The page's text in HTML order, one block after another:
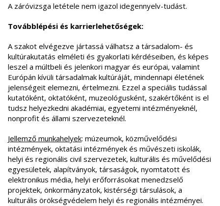
A záróvizsga letétele nem igazol idegennyelv-tudást.
Továbblépési és karrierlehetőségek:
A szakot elvégezve jártassá válhatsz a társadalom- és
kultúrakutatás elméleti és gyakorlati kérdéseiben, és képes
leszel a múltbeli és jelenkori magyar és európai, valamint
Európán kívüli társadalmak kultúráját, mindennapi életének
jelenségeit elemezni, értelmezni. Ezzel a speciális tudással
kutatóként, oktatóként, muzeológusként, szakértőként is el
tudsz helyezkedni akadémiai, egyetemi intézményeknél,
nonprofit és állami szervezeteknél.
Jellemző munkahelyek: múzeumok, közművelődési
intézmények, oktatási intézmények és művészeti iskolák,
helyi és regionális civil szervezetek, kulturális és művelődési
egyesületek, alapítványok, társaságok, nyomtatott és
elektronikus média, helyi erőforrásokat menedzselő
projektek, önkormányzatok, kistérségi társulások, a
kulturális örökségvédelem helyi és regionális intézményei.